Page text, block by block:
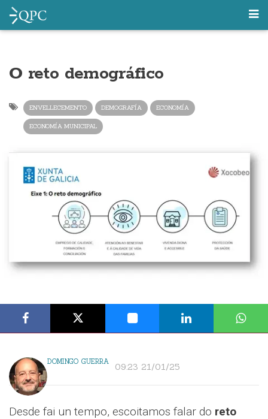
O reto demográfico
ENVELLECEMENTO DEMOGRAFÍA ECONOMÍA
ECONOMÍA MUNICIPAL
DOMINGO GUERRA 09:23 21/01/25
Desde fai un tempo, escoitamos falar do reto